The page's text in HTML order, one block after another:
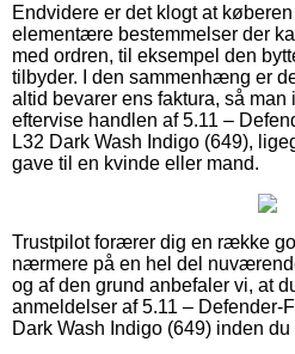
Endvidere er det klogt at
elementære bestemmelser der
med ordren, til eksempel den
tilbyder. I den sammenhæng er
altid bevarer ens faktura, så man
eftervise handlen af 5.11 –
L32 Dark Wash Indigo (649),
gave til en kvinde eller mand.
Trustpilot forærer dig en række
nærmere på en hel del
og af den grund anbefaler vi, at
anmeldelser af 5.11 – Defender-
Dark Wash Indigo (649) inden du